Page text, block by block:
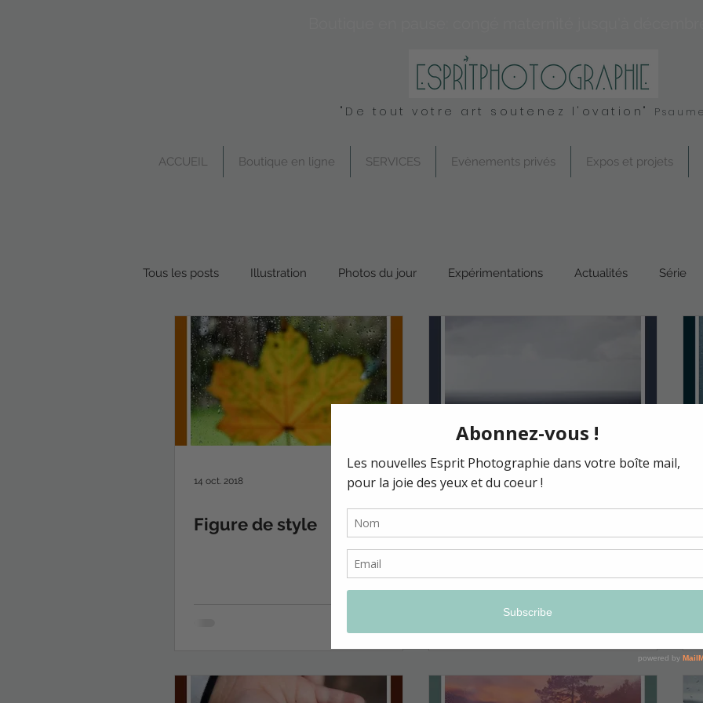
"De tout votre art soutenez l'ovation"
ACCUEIL Boutique en ligne SERVICES Evènements privés Expos et projets
Tous les posts Illustration Photos du jour Expérimentations Actualités Série
Boutique en ligne Poésie Conseil
14 oct. 2018
Figure de style
1 sept. 2017